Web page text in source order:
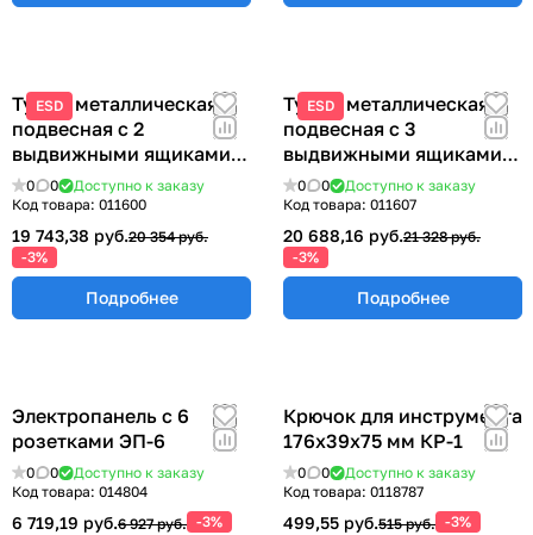
ESD
Тумба металлическая
подвесная с 2
выдвижными ящиками
355х580х490 мм.
ТПМ-2Б
0 0
Доступно к заказу
Код товара: 011600
19 743,38 руб.20 354 руб.
-3%
Подробнее
ESD
Тумба металлическая
подвесная с 3
выдвижными ящиками
355х580х490 мм. ТПМ-3
0 0
Доступно к заказу
Код товара: 011607
20 688,16 руб.21 328 руб.
-3%
Подробнее
Электропанель с 6
розетками ЭП-6
0 0
Доступно к заказу
Код товара: 014804
6 719,19 руб.6 927 руб. -3%
Крючок для инструмента
176х39х75 мм КР-1
0 0
Доступно к заказу
Код товара: 0118787
499,55 руб.515 руб. -3%